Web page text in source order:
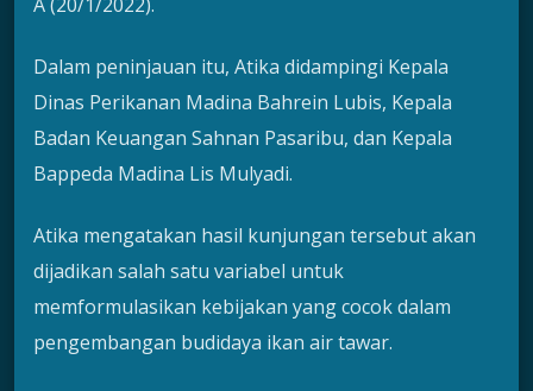
Dalam peninjauan itu, Atika didampingi Kepala
Dinas Perikanan Madina Bahrein Lubis, Kepala
Badan Keuangan Sahnan Pasaribu, dan Kepala
Bappeda Madina Lis Mulyadi.
Atika mengatakan hasil kunjungan tersebut akan
dijadikan salah satu variabel untuk
memformulasikan kebijakan yang cocok dalam
pengembangan budidaya ikan air tawar.